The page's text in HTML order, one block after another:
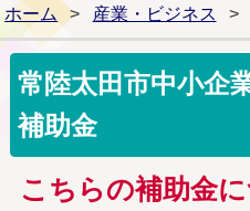
ホーム > 産業・ビジネス >
常陸太田市中小企
補助金
こちらの補助金